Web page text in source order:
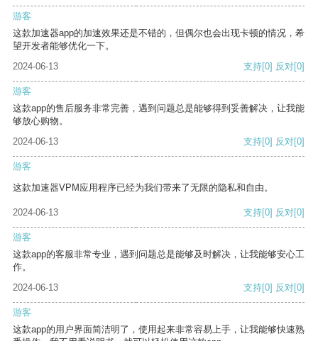
游客
这款加速器app的加速效果还是不错的，但偶尔也会出现卡顿的情况，希
望开发者能够优化一下。
2024-06-13
支持[0] 反对[0]
游客
这款app的售后服务非常完善，遇到问题总是能够得到妥善解决，让我能
够放心购物。
2024-06-13
支持[0] 反对[0]
游客
这款加速器VPM应用程序已经为我们带来了无限的隐私和自由。
2024-06-13 支持[0] 反对[0]
游客
这款app的客服非常专业，遇到问题总是能够及时解决，让我能够安心工
作。
2024-06-13
支持[0] 反对[0]
游客
这款app的用户界面简洁明了，使用起来非常容易上手，让我能够快速熟